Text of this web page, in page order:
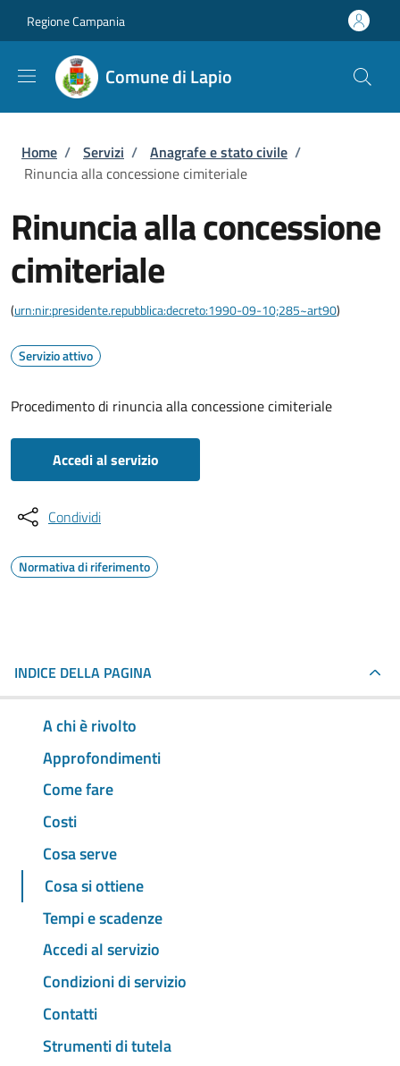
Regione Campania
Comune di Lapio
Briciole di pane
Home / Servizi / Anagrafe e stato civile /
Rinuncia alla concessione cimiteriale
Rinuncia alla concessione
cimiteriale
(urn:nir:presidente.repubblica:decreto:1990-09-10;285~art90)
Servizio attivo
Procedimento di rinuncia alla concessione cimiteriale
Accedi al servizio
Condividi
Normativa di riferimento
INDICE DELLA PAGINA
A chi è rivolto
Approfondimenti
Come fare
Costi
Cosa serve
Cosa si ottiene
Tempi e scadenze
Accedi al servizio
Condizioni di servizio
Contatti
Strumenti di tutela